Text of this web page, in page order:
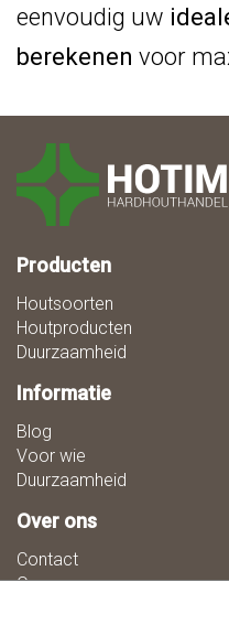
eenvoudig uw
berekenen voor
Producten
Houtsoorten
Houtproducten
Duurzaamheid
Informatie
Blog
Voor wie
Duurzaamheid
Over ons
Contact
Over ons